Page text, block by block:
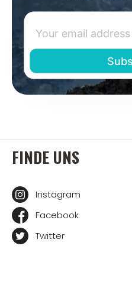
FINDE UNS
Instagram
Facebook
Twitter